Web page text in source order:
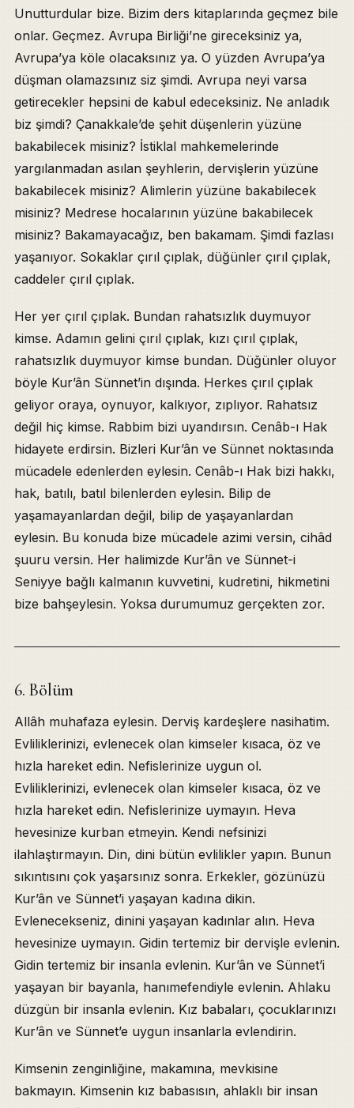
Unutturdular bize. Bizim ders kitaplarında geçmez bile
onlar. Geçmez. Avrupa Birliği’ne gireceksiniz ya,
Avrupa’ya köle olacaksınız ya. O yüzden Avrupa’ya
düşman olamazsınız siz şimdi. Avrupa neyi varsa
getirecekler hepsini de kabul edeceksiniz. Ne anladık
biz şimdi? Çanakkale’de şehit düşenlerin yüzüne
bakabilecek misiniz? İstiklal mahkemelerinde
yargılanmadan asılan şeyhlerin, dervişlerin yüzüne
bakabilecek misiniz? Alimlerin yüzüne bakabilecek
misiniz? Medrese hocalarının yüzüne bakabilecek
misiniz? Bakamayacağız, ben bakamam. Şimdi fazlası
yaşanıyor. Sokaklar çırıl çıplak, düğünler çırıl çıplak,
caddeler çırıl çıplak.
Her yer çırıl çıplak. Bundan rahatsızlık duymuyor
kimse. Adamın gelini çırıl çıplak, kızı çırıl çıplak,
rahatsızlık duymuyor kimse bundan. Düğünler oluyor
böyle Kur’ân Sünnet’in dışında. Herkes çırıl çıplak
geliyor oraya, oynuyor, kalkıyor, zıplıyor. Rahatsız
değil hiç kimse. Rabbim bizi uyandırsın. Cenâb-ı Hak
hidayete erdirsin. Bizleri Kur’ân ve Sünnet noktasında
mücadele edenlerden eylesin. Cenâb-ı Hak bizi hakkı,
hak, batılı, batıl bilenlerden eylesin. Bilip de
yaşamayanlardan değil, bilip de yaşayanlardan
eylesin. Bu konuda bize mücadele azimi versin, cihâd
şuuru versin. Her halimizde Kur’ân ve Sünnet-i
Seniyye bağlı kalmanın kuvvetini, kudretini, hikmetini
bize bahşeylesin. Yoksa durumumuz gerçekten zor.
6. Bölüm
Allâh muhafaza eylesin. Derviş kardeşlere nasihatim.
Evliliklerinizi, evlenecek olan kimseler kısaca, öz ve
hızla hareket edin. Nefislerinize uygun ol.
Evliliklerinizi, evlenecek olan kimseler kısaca, öz ve
hızla hareket edin. Nefislerinize uymayın. Heva
hevesinize kurban etmeyin. Kendi nefsinizi
ilahlaştırmayın. Din, dini bütün evlilikler yapın. Bunun
sıkıntısını çok yaşarsınız sonra. Erkekler, gözünüzü
Kur’ân ve Sünnet’i yaşayan kadına dikin.
Evlenecekseniz, dinini yaşayan kadınlar alın. Heva
hevesinize uymayın. Gidin tertemiz bir dervişle evlenin.
Gidin tertemiz bir insanla evlenin. Kur’ân ve Sünnet’i
yaşayan bir bayanla, hanımefendiyle evlenin. Ahlaku
düzgün bir insanla evlenin. Kız babaları, çocuklarınızı
Kur’ân ve Sünnet’e uygun insanlarla evlendirin.
Kimsenin zenginliğine, makamına, mevkisine
bakmayın. Kimsenin kız babasısın, ahlaklı bir insan